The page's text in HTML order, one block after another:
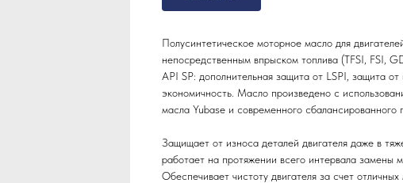
Полусинтетическое моторное масло для
непосредственным впрыском топлива (TFSI, FSI,
API SP: дополнительная защита от LSPI, защита
экономичность. Масло произведено с
масла Yubase и современного сбалансированного
Защищает от износа деталей двигателя даже в
работает на протяжении всего интервала замены
Обеспечивает чистоту двигателя за счет